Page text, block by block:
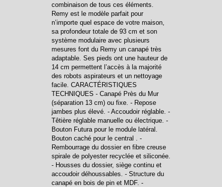
combinaison de tous ces éléments.
Remy est le modèle parfait pour
n’importe quel espace de votre maison,
sa profondeur totale de 93 cm et son
système modulaire avec plusieurs
mesures font du Remy un canapé très
adaptable. Ses pieds ont une hauteur de
14 cm permettent l’accès à la majorité
des robots aspirateurs et un nettoyage
facile. CARACTÉRISTIQUES
TECHNIQUES - Canapé Près du Mur
(séparation 13 cm) ou fixe. - Repose
jambes plus élevé. - Accoudoir réglable. -
Têtière réglable manuelle ou électrique. -
Bouton Futura pour le module latéral.
Bouton caché pour le central . -
Rembourrage du dossier en fibre creuse
spirale de polyester recyclée et siliconée.
- Housses du dossier, siège continu et
accoudoir déhoussables. - Structure du
canapé en bois de pin et MDF. -